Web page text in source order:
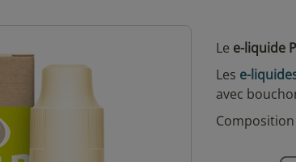
Le e-liquide
Les e-
avec
Composition